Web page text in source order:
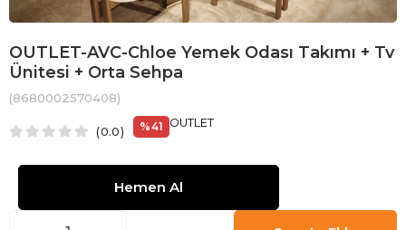
OUTLET-AVC-Chloe Yemek Odası Takımı + Tv
Ünitesi + Orta Sehpa
(8680002570408)
0.0 %41 OUTLET